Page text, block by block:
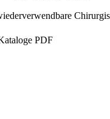
PDF